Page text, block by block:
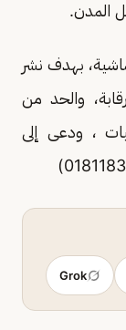
المدن.
بهدف نشر
والحد من
، ودعى إلى
Grok